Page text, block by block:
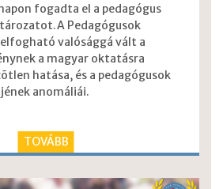
fogadta el a pedagógus
Pedagógusok
valósággá vált a
a magyar oktatásra
hatása, és a pedagógusok
anomáliái.
TOVÁBB